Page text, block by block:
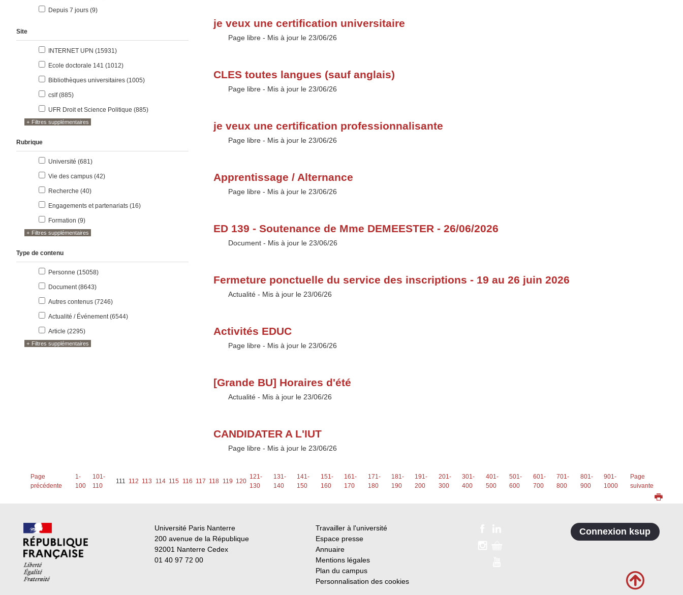
Depuis 7 jours (9résultats
)
Site
INTERNET UPN (15931résultats
)
Ecole doctorale 141 (1012résultats
)
Bibliothèques universitaires (1005résultats
)
cslf (885résultats
)
UFR Droit et Science Politique (885résultats
)
Filtres supplémentaires
Rubrique
Université (681résultats
)
Vie des campus (42résultats
)
Recherche (40résultats
)
Engagements et partenariats (16résultats
)
Formation (9résultats
)
Filtres supplémentaires
Type de contenu
Personne (15058résultats
)
Document (8643résultats
)
Autres contenus (7246résultats
)
Actualité / Événement (6544résultats
)
Article (2295résultats
)
Filtres supplémentaires
je veux une certification universitaire
Type :
Page libre - Mis à jour le 23/06/26
CLES toutes langues (sauf anglais)
Type :
Page libre - Mis à jour le 23/06/26
je veux une certification professionnalisante
Type :
Page libre - Mis à jour le 23/06/26
Apprentissage / Alternance
Type :
Page libre - Mis à jour le 23/06/26
ED 139 - Soutenance de Mme DEMEESTER - 26/06/2026
Type :
Document - Mis à jour le 23/06/26
Fermeture ponctuelle du service des inscriptions - 19 au 26 juin 2026
Type :
Actualité - Mis à jour le 23/06/26
Activités EDUC
Type :
Page libre - Mis à jour le 23/06/26
[Grande BU] Horaires d'été
Type :
Actualité - Mis à jour le 23/06/26
CANDIDATER A L'IUT
Type :
Page libre - Mis à jour le 23/06/26
Page
précédente
1-
100
101-
110
111 112 113 114 115 116 117 118 119 120
121-
130
131-
140
141-
150
151-
160
161-
170
171-
180
181-
190
191-
200
201-
300
301-
400
401-
500
501-
600
601-
700
701-
800
801-
900
901-
1000
Page
suivante
Université Paris Nanterre
200 avenue de la République
92001 Nanterre Cedex
01 40 97 72 00
Travailler à l'université
Espace presse
Annuaire
Mentions légales
Plan du campus
Personnalisation des cookies
Connexion ksup